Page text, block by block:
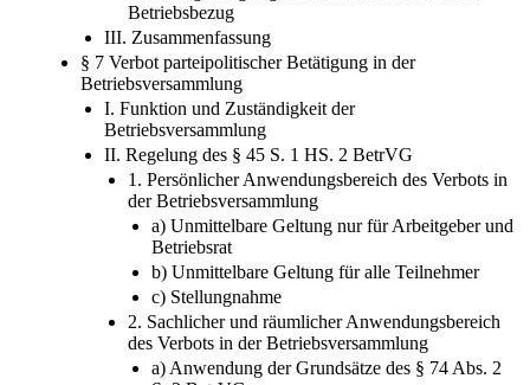
6. Sonstige Angelegenheiten mit unmittelbarem
Betriebsbezug
III. Zusammenfassung
§ 7 Verbot parteipolitischer Betätigung in der
Betriebsversammlung
I. Funktion und Zuständigkeit der
Betriebsversammlung
II. Regelung des § 45 S. 1 HS. 2 BetrVG
1. Persönlicher Anwendungsbereich des Verbots in
der Betriebsversammlung
a) Unmittelbare Geltung nur für Arbeitgeber und
Betriebsrat
b) Unmittelbare Geltung für alle Teilnehmer
c) Stellungnahme
2. Sachlicher und räumlicher Anwendungsbereich
des Verbots in der Betriebsversammlung